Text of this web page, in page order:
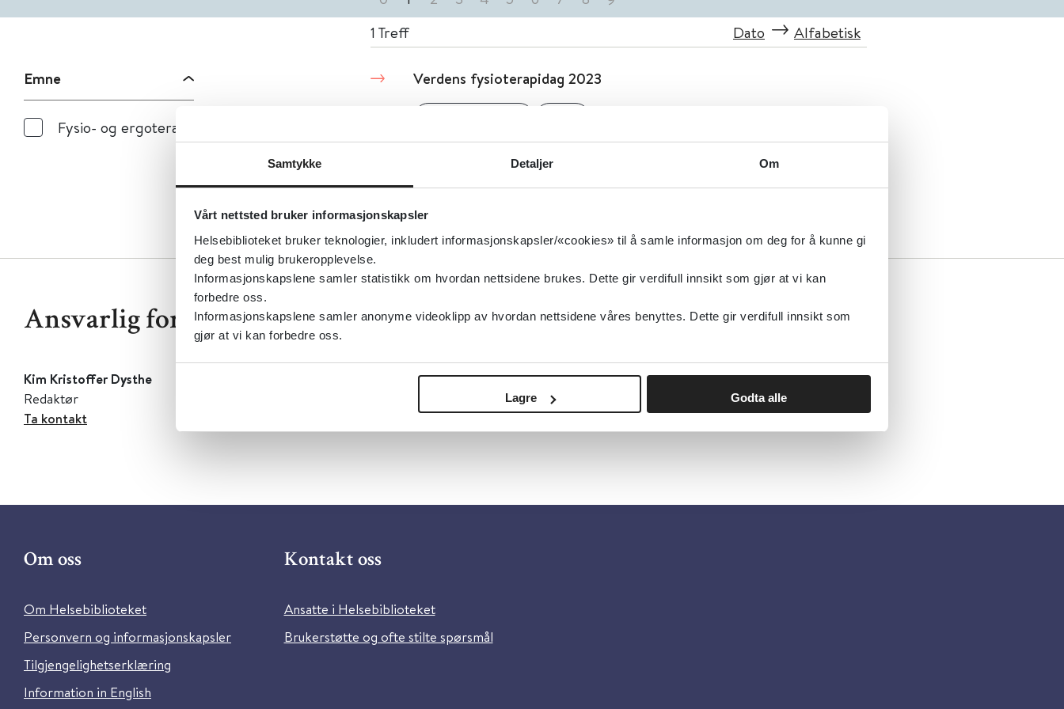
Samtykke Detaljer Om
Vårt nettsted bruker informasjonskapsler
Helsebiblioteket bruker teknologier, inkludert informasjonskapsler/«cookies» til å samle informasjon om deg for å kunne gi
deg best mulig brukeropplevelse.
Informasjonskapslene samler statistikk om hvordan nettsidene brukes. Dette gir verdifull innsikt som gjør at vi kan
forbedre oss.
Informasjonskapslene samler anonyme videoklipp av hvordan nettsidene våres benyttes. Dette gir verdifull innsikt som
gjør at vi kan forbedre oss.
Lagre Godta alle
Emne
Fysio- og ergoterapi
1 Treff Dato Alfabetisk
Verdens fysioterapidag 2023
Ansvarlig for denne siden
Kim Kristoffer Dysthe
Redaktør
Ta kontakt
Om oss
Om Helsebiblioteket
Personvern og informasjonskapsler
Tilgjengelighetserklæring
Information in English
Kontakt oss
Ansatte i Helsebiblioteket
Brukerstøtte og ofte stilte spørsmål